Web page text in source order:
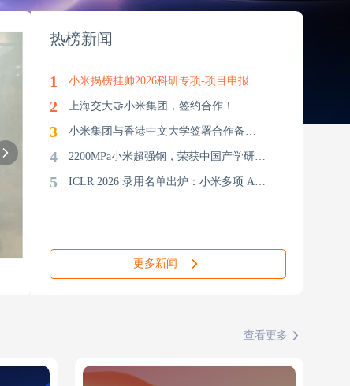
热榜新闻
1 小米揭榜挂帅2026科研专项-项目申报指南
2 上海交大🤝小米集团，签约合作！
3 小米集团与香港中文大学签署合作备忘录
4 2200MPa小米超强钢，荣获中国产学研合作促进会“科技创新成果一等奖”！
5 ICLR 2026 录用名单出炉：小米多项 AI 研究成果入选
更多新闻
查看更多